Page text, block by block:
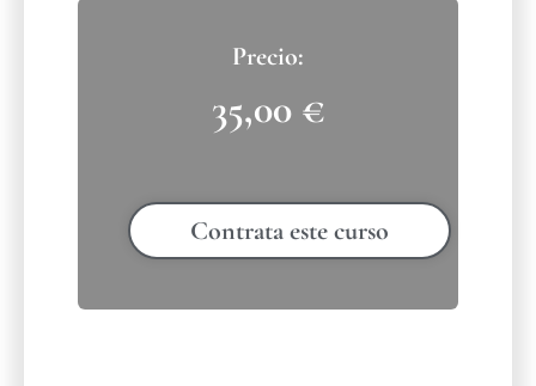
35,00 €
Contrata este curso